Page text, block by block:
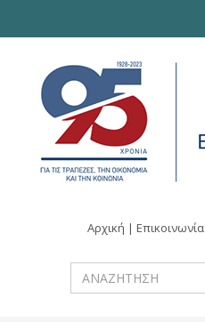
Αρχική | Επικοινωνία